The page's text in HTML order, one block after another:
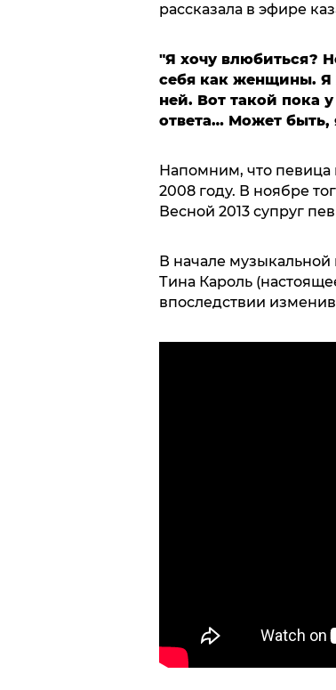
рассказала в эфире
"Я хочу влюбиться?
себя как женщины. Я
ней. Вот такой пока
ответа… Может быть,
Напомним, что певица
2008 году. В ноябре
Весной 2013 супруг
В начале
Тина Кароль
впоследствии